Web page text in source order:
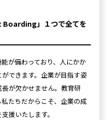
Boarding」１つで全てを
が備わっており、人にかか
できます。企業が目指す姿
が欠かせません。教育研
たちだからこそ、企業の成
援いたします。